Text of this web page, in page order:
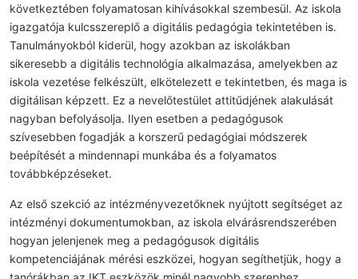
következtében folyamatosan kihívásokkal szembesül. Az iskola
igazgatója kulcsszereplő a digitális pedagógia tekintetében is.
Tanulmányokból kiderül, hogy azokban az iskolákban
sikeresebb a digitális technológia alkalmazása, amelyekben az
iskola vezetése felkészült, elkötelezett e tekintetben, és maga is
digitálisan képzett. Ez a nevelőtestület attitűdjének alakulását
nagyban befolyásolja. Ilyen esetben a pedagógusok
szívesebben fogadják a korszerű pedagógiai módszerek
beépítését a mindennapi munkába és a folyamatos
továbbképzéseket.
Az első szekció az intézményvezetőknek nyújtott segítséget az
intézményi dokumentumokban, az iskola elvárásrendszerében
hogyan jelenjenek meg a pedagógusok digitális
kompetenciájának mérési eszközei, hogyan segíthetjük, hogy a